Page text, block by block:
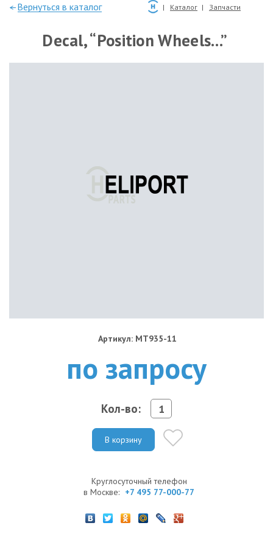
—Вернуться в каталог Каталог Запчасти
Decal, “Position Wheels…”
Артикул: MT935-11
по запросу
Кол-во:
В корзину
Круглосуточный телефон
в Москве: +7 495 77-000-77